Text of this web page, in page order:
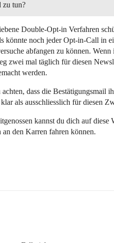
zu tun?
Double-Opt-in Verfahren
könnte noch jeder Opt-in-Call in
abfangen zu können.
zwei mal täglich für diesen
werden.
dass die Bestätigungsmail
als ausschliesslich für diesen
kannst du dich auf diese
an den Karren fahren können.